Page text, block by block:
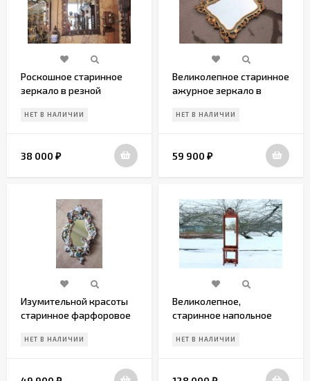
Роскошное старинное
зеркало в резной
НЕТ В НАЛИЧИИ
38 000 ₽
Великолепное старинное
ажурное зеркало в
НЕТ В НАЛИЧИИ
59 900 ₽
Изумительной красоты
старинное фарфоровое
НЕТ В НАЛИЧИИ
Великолепное,
старинное напольное
НЕТ В НАЛИЧИИ